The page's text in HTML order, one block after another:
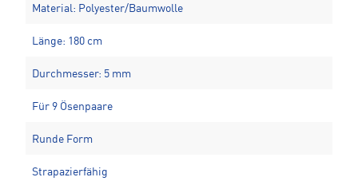
Material: Polyester/Baumwolle
Länge: 180 cm
Durchmesser: 5 mm
Für 9 Ösenpaare
Runde Form
Strapazierfähig